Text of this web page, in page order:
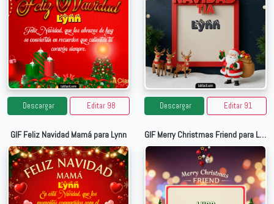
Descargar Editar 98 Descargar Editar 91
GIF Feliz Navidad Mamá para Lynn GIF Merry Christmas Friend para Lynn